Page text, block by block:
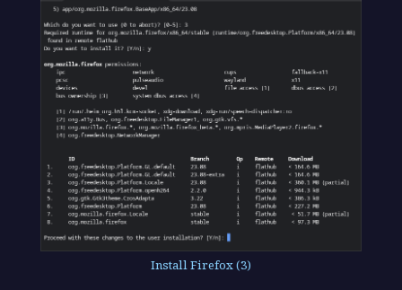
Install Firefox (3)